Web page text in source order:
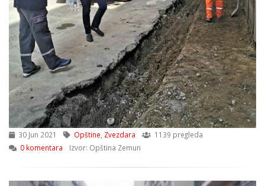
30 Jun 2021 Opštine Zvezdara
1139 pregleda
0 komentara
Izvor: Opština Zemun